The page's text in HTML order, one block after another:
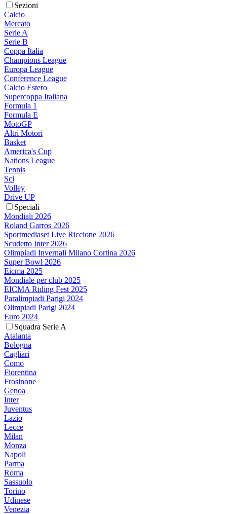
Sezioni
Calcio
Mercato
Serie A
Serie B
Coppa Italia
Champions League
Europa League
Conference League
Calcio Estero
Supercoppa Italiana
Formula 1
Formula E
MotoGP
Altri Motori
Basket
America's Cup
Nations League
Tennis
Sci
Volley
Drive UP
Speciali
Mondiali 2026
Roland Garros 2026
Sportmediaset Live Riccione 2026
Scudetto Inter 2026
Olimpiadi Invernali Milano Cortina 2026
Super Bowl 2026
Eicma 2025
Mondiale per club 2025
EICMA Riding Fest 2025
Paralimpiadi Parigi 2024
Olimpiadi Parigi 2024
Euro 2024
Squadra Serie A
Atalanta
Bologna
Cagliari
Como
Fiorentina
Frosinone
Genoa
Inter
Juventus
Lazio
Lecce
Milan
Monza
Napoli
Parma
Roma
Sassuolo
Torino
Udinese
Venezia